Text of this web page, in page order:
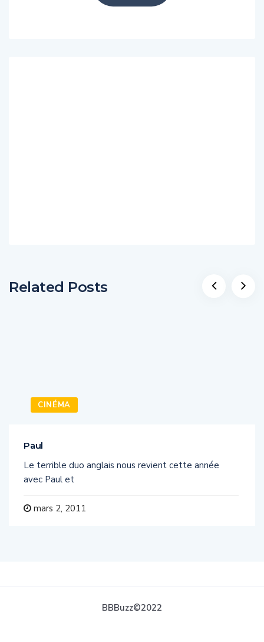
Related Posts
CINÉMA
Paul
Le terrible duo anglais nous revient cette année
avec Paul et
mars 2, 2011
BBBuzz©2022